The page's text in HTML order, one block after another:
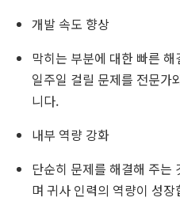
개발 속도 향상
막히는 부분에 대한 빠른
일주일 걸릴 문제를 전문가
니다.
내부 역량 강화
단순히 문제를 해결해 주는
며 귀사 인력의 역량이 성